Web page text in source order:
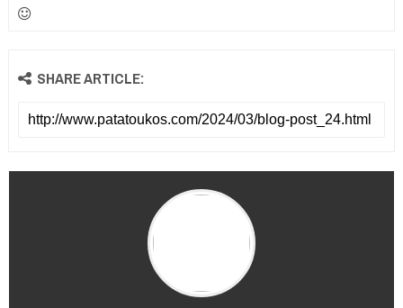
SHARE ARTICLE: